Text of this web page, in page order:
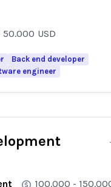
50.000 USD
Back end developer
engineer
100.000 -